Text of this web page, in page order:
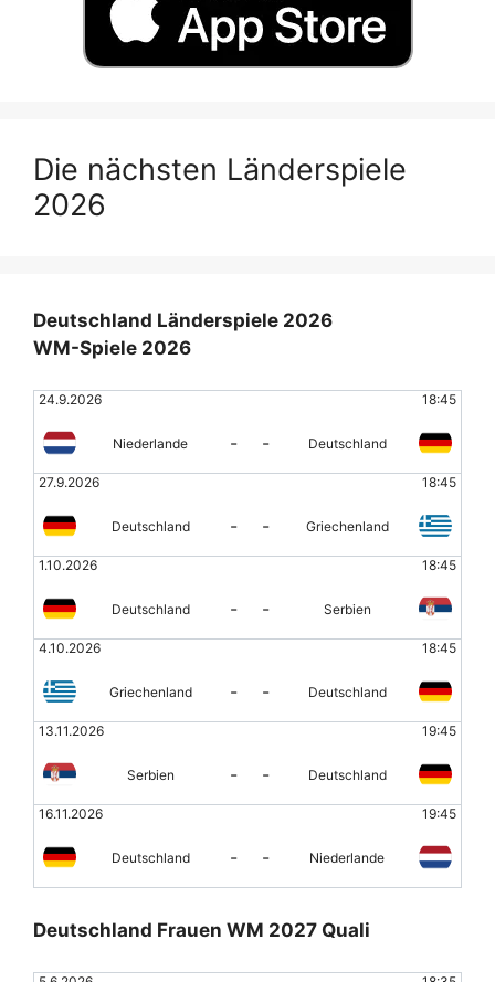
Die nächsten Länderspiele
2026
Deutschland Länderspiele 2026
WM-Spiele 2026
24.9.2026 18:45
Niederlande - - Deutschland
27.9.2026 18:45
Deutschland - - Griechenland
1.10.2026 18:45
Deutschland - - Serbien
4.10.2026 18:45
Griechenland - - Deutschland
13.11.2026 19:45
Serbien - - Deutschland
16.11.2026 19:45
Deutschland - - Niederlande
Deutschland Frauen WM 2027 Quali